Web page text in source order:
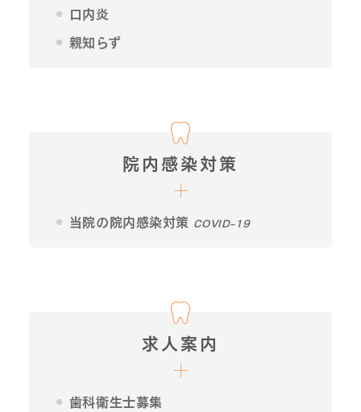
口内炎
親知らず
院内感染対策
当院の院内感染対策 COVID-19
求人案内
歯科衛生士募集